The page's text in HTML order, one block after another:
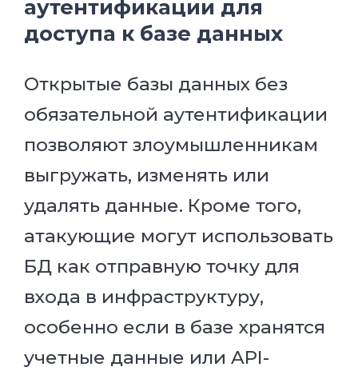
аутентификации для
доступа к базе данных
Открытые базы данных без
обязательной аутентификации
позволяют злоумышленникам
выгружать, изменять или
удалять данные. Кроме того,
атакующие могут использовать
БД как отправную точку для
входа в инфраструктуру,
особенно если в базе хранятся
учетные данные или API-